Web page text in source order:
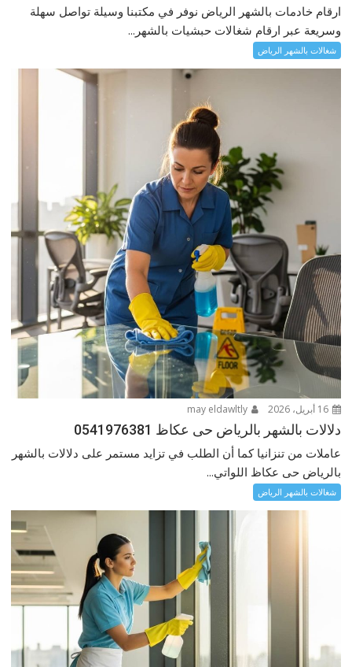
ارقام خادمات بالشهر الرياض نوفر في مكتبنا وسيلة تواصل سهلة
وسريعة عبر ارقام شغالات حبشيات بالشهر...
شغالات بالشهر الرياض
16 أبريل، 2026 may eldawltly
دلالات بالشهر بالرياض حى عكاظ 0541976381
عاملات من تنزانيا كما أن الطلب في تزايد مستمر على دلالات بالشهر
بالرياض حى عكاظ اللواتي...
شغالات بالشهر الرياض